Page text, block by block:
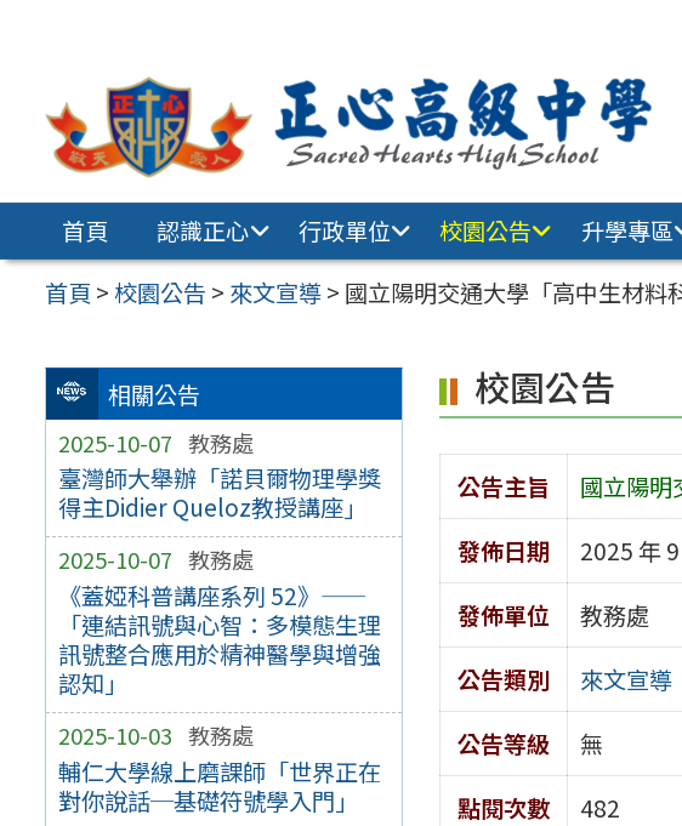
首頁 認識正心 行政單位 校園公告 升學專區
首頁 >校園公告 > 來文宣導> 國立陽明交通大學「高中生材料
相關公告
2025-10-07 教務處
臺灣師大舉辦「諾貝爾物理學獎
得主Didier Queloz教授講座」
2025-10-07 教務處
《蓋婭科普講座系列 52》——
「連結訊號與心智：多模態生理
訊號整合應用於精神醫學與增強
認知」
2025-10-03 教務處
輔仁大學線上磨課師「世界正在
對你說話─基礎符號學入門」
校園公告
公告主旨
國立陽明
發佈日期
2025 年
發佈單位
教務處
公告類別
來文宣導
公告等級
無
點閱次數
482